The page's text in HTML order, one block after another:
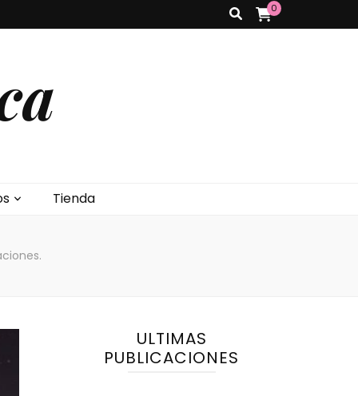
0
Tienda
ULTIMAS
PUBLICACIONES